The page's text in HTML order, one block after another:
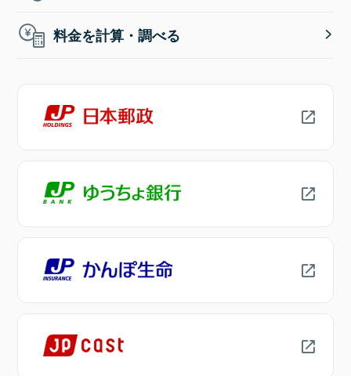
料金を計算・調べる